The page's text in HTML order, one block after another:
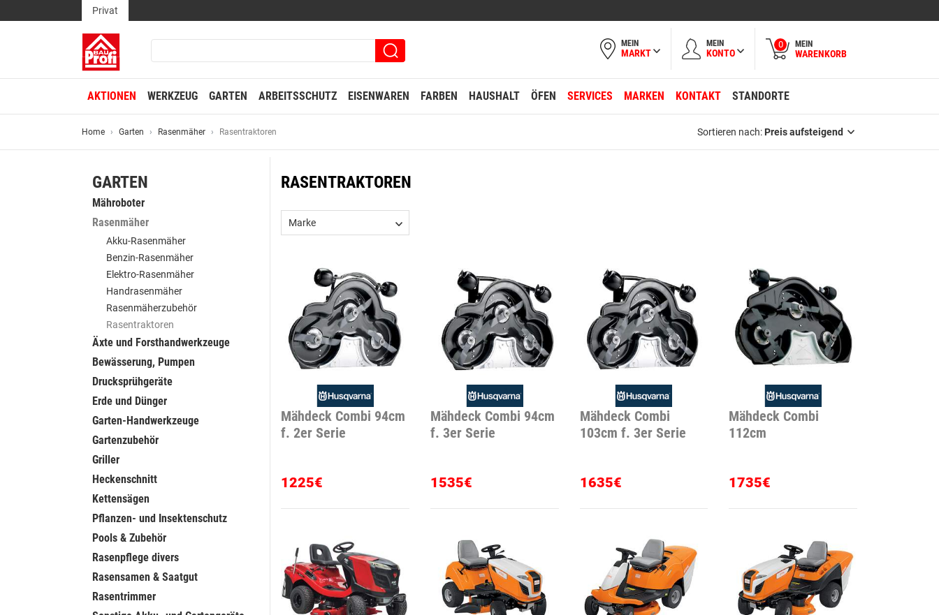
Privat
MEIN
MARKT
MEIN
KONTO
0 MEIN
WARENKORB
AKTIONEN WERKZEUG GARTEN ARBEITSSCHUTZ EISENWAREN FARBEN HAUSHALT ÖFEN SERVICES MARKEN KONTAKT STANDORTE
Home Garten Rasenmäher Rasentraktoren Sortieren nach: Preis aufsteigend
GARTEN
Mähroboter
Rasenmäher
Akku-Rasenmäher
Benzin-Rasenmäher
Elektro-Rasenmäher
Handrasenmäher
Rasenmäherzubehör
Rasentraktoren
Äxte und Forsthandwerkzeuge
Bewässerung, Pumpen
Drucksprühgeräte
Erde und Dünger
Garten-Handwerkzeuge
Gartenzubehör
Griller
Heckenschnitt
Kettensägen
Pflanzen- und Insektenschutz
Pools & Zubehör
Rasenpflege divers
Rasensamen & Saatgut
Rasentrimmer
RASENTRAKTOREN
Marke
Mähdeck Combi 94cm
f. 2er Serie
1225€
Mähdeck Combi 94cm
f. 3er Serie
1535€
Mähdeck Combi
103cm f. 3er Serie
1635€
Mähdeck Combi
112cm
1735€